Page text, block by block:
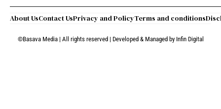
About UsContact UsPrivacy and PolicyTerms and conditions
©Basava Media | All rights reserved | Developed & Managed by Infin Digital